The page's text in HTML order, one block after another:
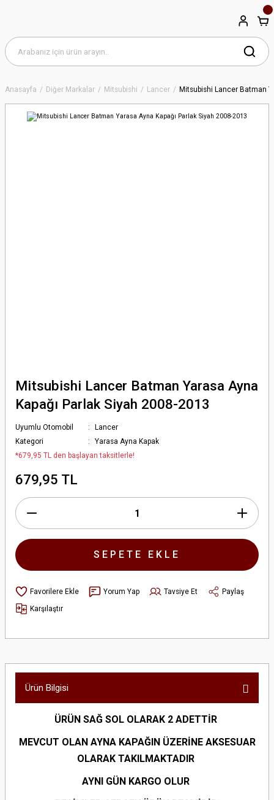
Anasayfa Diğer Markalar Mitsubishi Lancer Mitsubishi Lancer Batman
Mitsubishi Lancer Batman Yarasa Ayna
Kapağı Parlak Siyah 2008-2013
Uyumlu Otomobil
Lancer
Kategori
Yarasa Ayna Kapak
*679,95 TL den başlayan taksitlerle!
679,95 TL
SEPETE EKLE
Yorum Yap Tavsiye Et
Paylaş
Karşılaştır
Ürün Bilgisi
ÜRÜN SAĞ SOL OLARAK 2 ADETTİR
MEVCUT OLAN AYNA KAPAĞIN ÜZERİNE AKSESUAR
OLARAK TAKILMAKTADIR
AYNI GÜN KARGO OLUR